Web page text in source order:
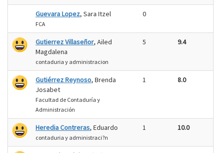
Guevara Lopez, Sara Itzel
FCA
0
Gutierrez Villaseñor, Ailed
Magdalena
contaduria y administracion
5 9.4
Gutiérrez Reynoso, Brenda
Josabet
Facultad de Contaduría y
Administración
1 8.0
Heredia Contreras, Eduardo
contaduria y administraci?n
1 10.0